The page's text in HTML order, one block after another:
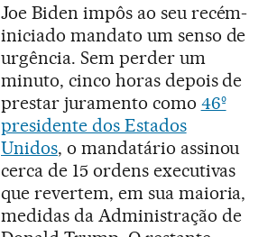
Joe Biden impôs ao seu recém-
iniciado mandato um senso de
urgência. Sem perder um
minuto, cinco horas depois de
prestar juramento como 46º
presidente dos Estados
Unidos, o mandatário assinou
cerca de 15 ordens executivas
que revertem, em sua maioria,
medidas da Administração de